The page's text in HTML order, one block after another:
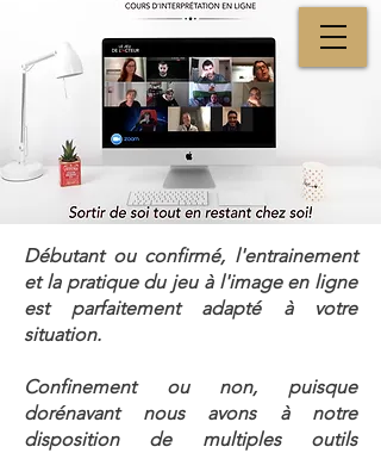
Débutant ou confirmé, l'entrainement
et la pratique du jeu à l'image en ligne
est parfaitement adapté à votre
situation.
Confinement ou non, puisque
dorénavant nous avons à notre
disposition de multiples outils